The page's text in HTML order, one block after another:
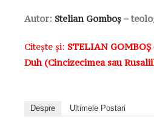
Autor: Stelian Gomboș –
Citește și: STELIAN
Duh (Cincizecimea sau
Despre Ultimele Postari